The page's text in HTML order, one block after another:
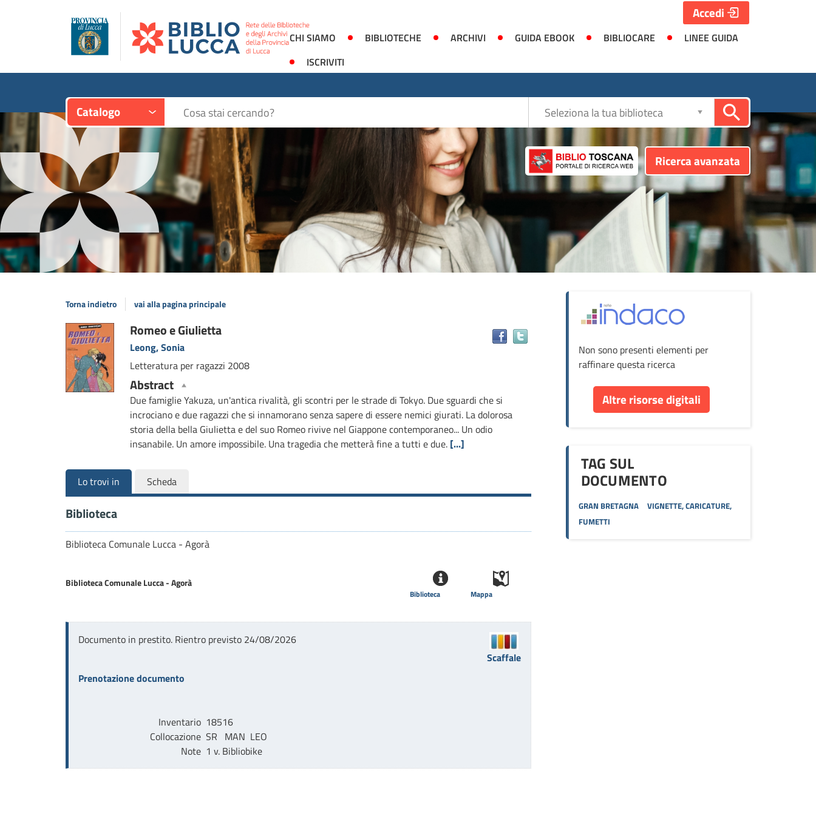
CHI SIAMO BIBLIOTECHE ARCHIVI GUIDA EBOOK BIBLIOCARE
LINEE GUIDA
ISCRIVITI
Accedi
Catalogo Cerca su "Catalogo"
Ricerca avanzata
Seleziona
la
Torna indietro vai alla pagina principale
Dettaglio
del
documento
Romeo e Giulietta
Leong, Sonia
Letteratura per ragazzi 2008
Abstract
Due famiglie Yakuza, un'antica rivalità, gli scontri per le strade di Tokyo. Due sguardi che si
incrociano e due ragazzi che si innamorano senza sapere di essere nemici giurati. La dolorosa
storia della bella Giulietta e del suo Romeo rivive nel Giappone contemporaneo... Un odio
insanabile. Un amore impossibile. Una tragedia che metterà fine a tutti e due. [...]
Lo trovi in Scheda
Biblioteca
Biblioteca Comunale Lucca - Agorà
Biblioteca Comunale Lucca - Agorà
Mappa
Biblioteca
Documento in prestito. Rientro previsto 24/08/2026
Prenotazione documento
Inventario 18516
Collocazione SR   MAN  LEO
Note 1 v. Bibliobike
Scaffale
Non sono presenti elementi per
raffinare questa ricerca
Altre risorse digitali
TAG SUL
DOCUMENTO
GRAN BRETAGNA
VIGNETTE, CARICATURE,
FUMETTI